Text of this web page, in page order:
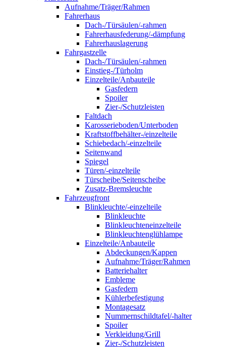
Aufnahme/Träger/Rahmen
Fahrerhaus
Dach-/Türsäulen/-rahmen
Fahrerhausfederung/-dämpfung
Fahrerhauslagerung
Fahrgastzelle
Dach-/Türsäulen/-rahmen
Einstieg-/Türholm
Einzelteile/Anbauteile
Gasfedern
Spoiler
Zier-/Schutzleisten
Faltdach
Karosserieboden/Unterboden
Kraftstoffbehälter-/einzelteile
Schiebedach/-einzelteile
Seitenwand
Spiegel
Türen/-einzelteile
Türscheibe/Seitenscheibe
Zusatz-Bremsleuchte
Fahrzeugfront
Blinkleuchte/-einzelteile
Blinkleuchte
Blinkleuchteneinzelteile
Blinkleuchtenglühlampe
Einzelteile/Anbauteile
Abdeckungen/Kappen
Aufnahme/Träger/Rahmen
Batteriehalter
Embleme
Gasfedern
Kühlerbefestigung
Montagesatz
Nummernschildtafel/-halter
Spoiler
Verkleidung/Grill
Zier-/Schutzleisten